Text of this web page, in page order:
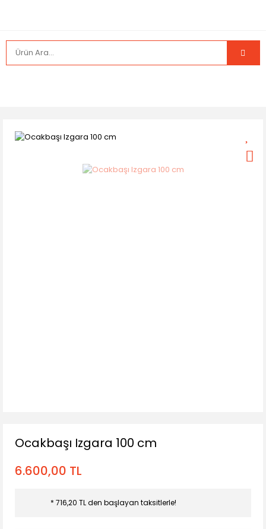
Ocakbaşı Izgara 100 cm
6.600,00 TL
* 716,20 TL den başlayan taksitlerle!